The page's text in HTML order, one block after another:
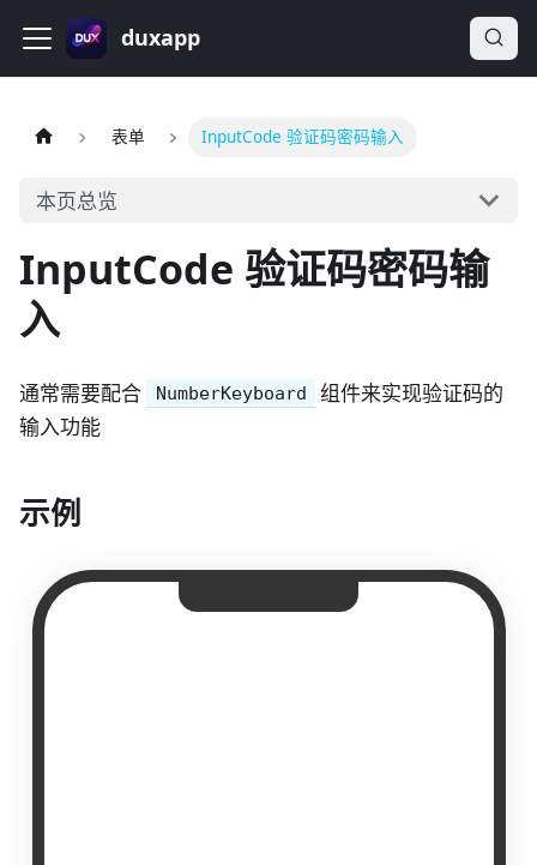
duxapp
表单 InputCode 验证码密码输入
本页总览
InputCode 验证码密码输
入
通常需要配合 NumberKeyboard
组件来实现验证码的
输入功能
示例